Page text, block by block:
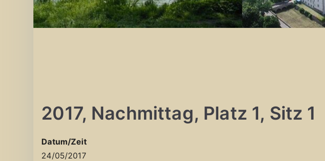
2017, Nachmittag, Platz 1, Sitz 1
Datum/Zeit
24/05/2017